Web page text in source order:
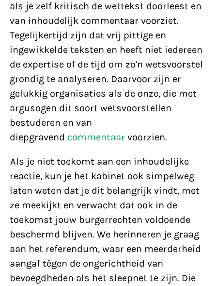
als je zelf kritisch de wettekst doorleest en
van inhoudelijk commentaar voorziet.
Tegelijkertijd zijn dat vrij pittige en
ingewikkelde teksten en heeft niet iedereen
de expertise of de tijd om zo'n wetsvoorstel
grondig te analyseren. Daarvoor zijn er
gelukkig organisaties als de onze, die met
argusogen dit soort wetsvoorstellen
bestuderen en van
diepgravend commentaar voorzien.
Als je niet toekomt aan een inhoudelijke
reactie, kun je het kabinet ook simpelweg
laten weten dat je dit belangrijk vindt, met
ze meekijkt en verwacht dat ook in de
toekomst jouw burgerrechten voldoende
beschermd blijven. We herinneren je graag
aan het referendum, waar een meerderheid
aangaf tégen de ongerichtheid van
bevoegdheden als het sleepnet te zijn. Die